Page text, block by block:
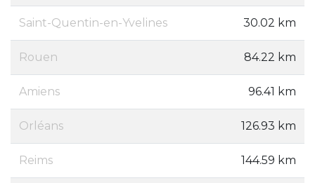
Saint-Quentin-en-Yvelines 30.02 km
Rouen 84.22 km
Amiens 96.41 km
Orléans 126.93 km
Reims 144.59 km